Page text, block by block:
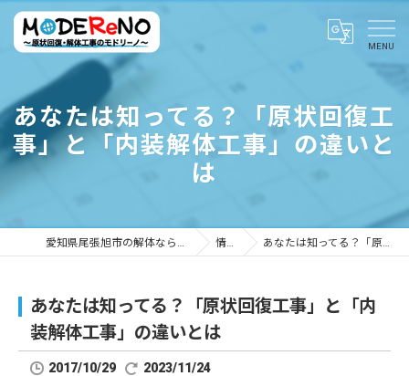
あなたは知ってる？「原状回復工
事」と「内装解体工事」の違いと
は
愛知県尾張旭市の解体ならMODEReNO ～原状回復・解体工事のモドリーノ～ 情報ブログ あなたは知ってる？「原状回復工事」と「内装解体工事」の違いとは
あなたは知ってる？「原状回復工事」と「内
装解体工事」の違いとは
2017/10/29 2023/11/24